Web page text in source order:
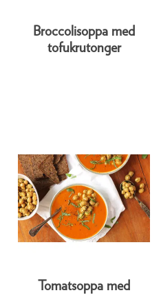
Broccolisoppa med
tofukrutonger
Tomatsoppa med